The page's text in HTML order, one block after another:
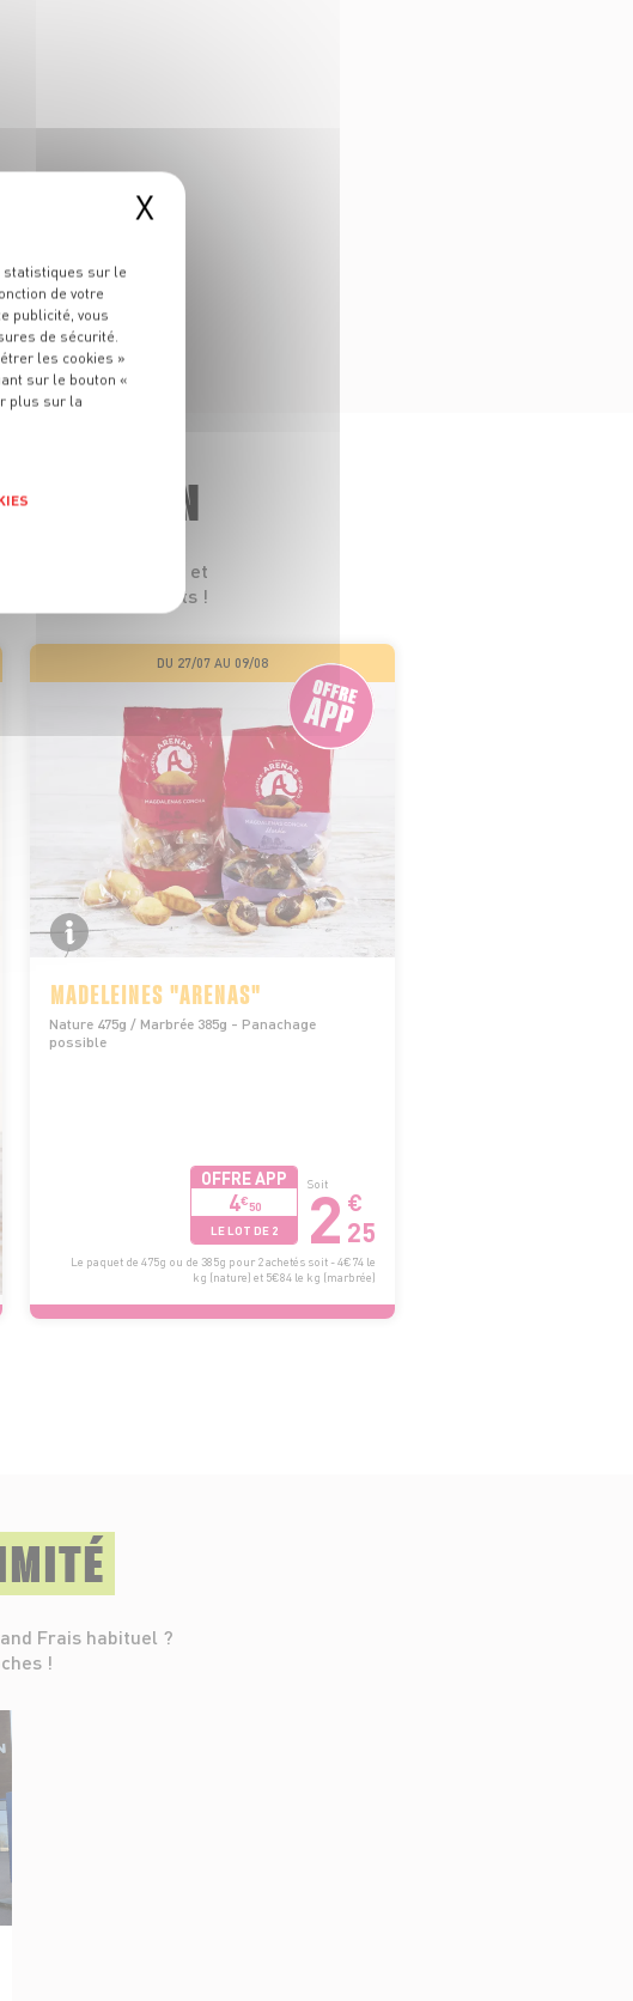
MAGASIN
de leurs prix et
pour tous les goûts !
DU 27/07 AU 09/08
MADELEINES "ARENAS"
Nature 475g / Marbrée 385g - Panachage
possible
OFFRE APP
4€50
LE LOT DE 2
Soit
2 €
25
Le paquet de 475g ou de 385g pour 2 achetés soit - 4€74 le
kg (nature) et 5€84 le kg (marbrée)
Frais habituel ?
!
X
statistiques sur le
de votre
publicité, vous
de sécurité.
les cookies »
sur le bouton «
plus sur la